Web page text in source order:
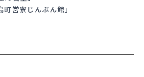
町営寮じんぶん館」